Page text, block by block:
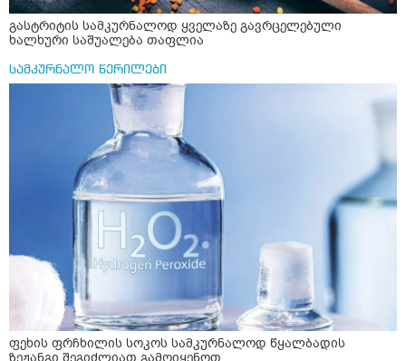
გასტრიტის სამკურნალოდ ყველაზე გავრცელებული
ხალხური საშუალება თაფლია
სამკურნალო წერილები
ფეხის ფრჩხილის სოკოს სამკურნალოდ წყალბადის